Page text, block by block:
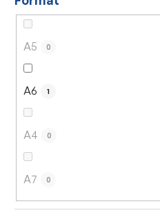
A5 0
A6 1
A4 0
A7 0